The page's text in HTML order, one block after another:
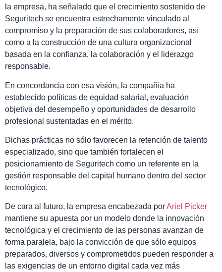
la empresa, ha señalado que el crecimiento sostenido de
Seguritech se encuentra estrechamente vinculado al
compromiso y la preparación de sus colaboradores, así
como a la construcción de una cultura organizacional
basada en la confianza, la colaboración y el liderazgo
responsable.
En concordancia con esa visión, la compañía ha
establecido políticas de equidad salarial, evaluación
objetiva del desempeño y oportunidades de desarrollo
profesional sustentadas en el mérito.
Dichas prácticas no sólo favorecen la retención de talento
especializado, sino que también fortalecen el
posicionamiento de Seguritech como un referente en la
gestión responsable del capital humano dentro del sector
tecnológico.
De cara al futuro, la empresa encabezada porAriel Picker
mantiene su apuesta por un modelo donde la innovación
tecnológica y el crecimiento de las personas avanzan de
forma paralela, bajo la convicción de que sólo equipos
preparados, diversos y comprometidos pueden responder a
las exigencias de un entorno digital cada vez más